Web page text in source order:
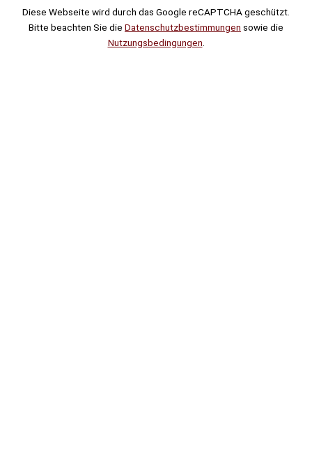
Diese Webseite wird durch das Google reCAPTCHA geschützt.
Bitte beachten Sie die Datenschutzbestimmungen sowie die
Nutzungsbedingungen